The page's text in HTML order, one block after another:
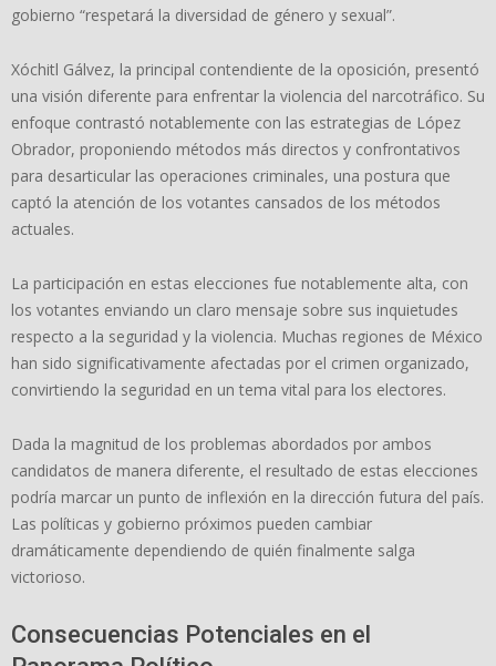
gobierno “respetará la diversidad de género y sexual”.
Xóchitl Gálvez, la principal contendiente de la oposición, presentó
una visión diferente para enfrentar la violencia del narcotráfico. Su
enfoque contrastó notablemente con las estrategias de López
Obrador, proponiendo métodos más directos y confrontativos
para desarticular las operaciones criminales, una postura que
captó la atención de los votantes cansados de los métodos
actuales.
La participación en estas elecciones fue notablemente alta, con
los votantes enviando un claro mensaje sobre sus inquietudes
respecto a la seguridad y la violencia. Muchas regiones de México
han sido significativamente afectadas por el crimen organizado,
convirtiendo la seguridad en un tema vital para los electores.
Dada la magnitud de los problemas abordados por ambos
candidatos de manera diferente, el resultado de estas elecciones
podría marcar un punto de inflexión en la dirección futura del país.
Las políticas y gobierno próximos pueden cambiar
dramáticamente dependiendo de quién finalmente salga
victorioso.
Consecuencias Potenciales en el